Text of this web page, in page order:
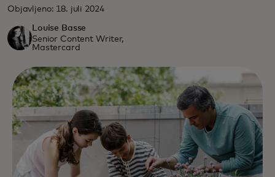
Objavljeno: 18. juli 2024
Louise Basse
Senior Content Writer,
Mastercard